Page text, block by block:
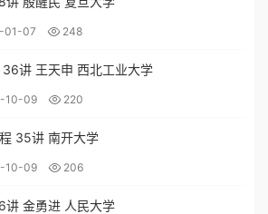
01-07 248
讲 王天申 西北工业大学
10-09 220
35讲 南开大学
10-09 206
讲 金勇进 人民大学